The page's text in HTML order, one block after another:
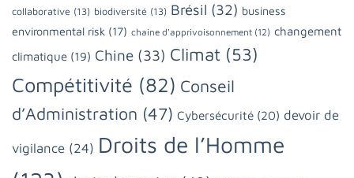
collaborative (13) biodiversité (13) Brésil (32) business
environmental risk (17) chaine d'apprivoisonnement (12) changement
climatique (19) Chine (33) Climat (53)
Compétitivité (82) Conseil
d’Administration (47) Cybersécurité (20) devoir de
vigilance (24) Droits de l’Homme